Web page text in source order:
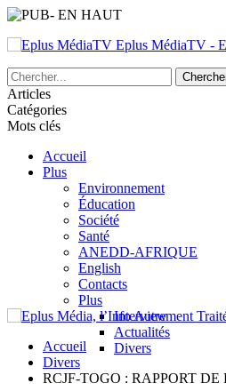
Eplus MédiaTV -
Articles
Catégories
Mots clés
Accueil
Plus
Environnement
Éducation
Société
Santé
ANEDD-AFRIQUE
English
Contacts
Plus
Interview
Actualités
Divers
Accueil
Divers
RCJF-TOGO : RAPPORT